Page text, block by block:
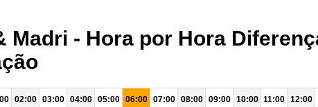
Madri - Hora por Hora
02:00 03:00 04:00 05:00 06:00 07:00 08:00 09:00 10:00 11:00 12:00